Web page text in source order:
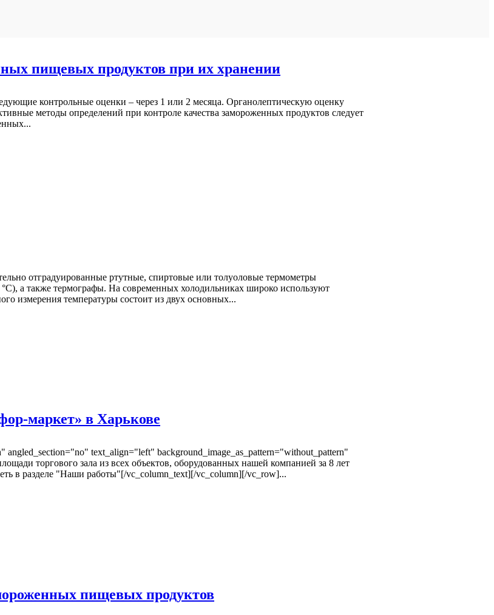
пищевых продуктов при их хранении
контрольные оценки – через 1 или 2 месяца. Органолептическую оценку
методы определений при контроле качества замороженных продуктов следует
отградуированные ртутные, спиртовые или толуоловые термометры
а также термографы. На современных холодильниках широко используют
измерения температуры состоит из двух основных...
маркет» в Харькове
text_align="left" background_image_as_pattern="without_pattern"
торгового зала из всех объектов, оборудованных нашей компанией за 8 лет
в разделе "Наши работы"[/vc_column_text][/vc_column][/vc_row]...
пищевых продуктов